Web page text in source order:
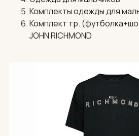
Комплекты одежды для
Комплект тр.
JOHN RICHMOND